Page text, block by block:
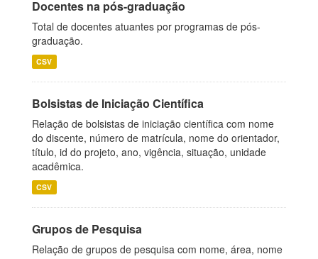
Docentes na pós-graduação
Total de docentes atuantes por programas de pós-
graduação.
CSV
Bolsistas de Iniciação Científica
Relação de bolsistas de iniciação científica com nome
do discente, número de matrícula, nome do orientador,
título, id do projeto, ano, vigência, situação, unidade
acadêmica.
CSV
Grupos de Pesquisa
Relação de grupos de pesquisa com nome, área, nome